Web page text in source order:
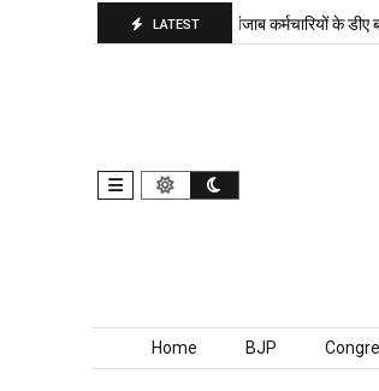
LATEST
बरकरार, बांकीपुर में… पंजाब कर्मचारियों के डीए
Skip to content
Home BJP